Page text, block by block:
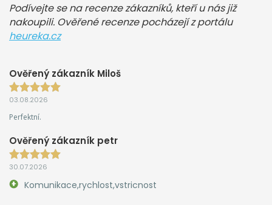
Podívejte se na recenze zákazníků, kteří u nás již
nakoupili. Ověřené recenze pocházejí z portálu
heureka.cz
Ověřený zákazník Miloš
03.08.2026
Perfektní.
Ověřený zákazník petr
30.07.2026
Komunikace,rychlost,vstricnost